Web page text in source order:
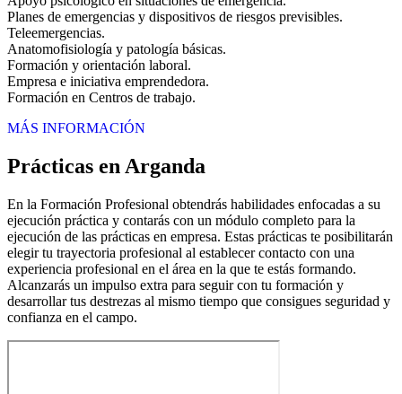
Planes de emergencias y dispositivos de riesgos previsibles.
Teleemergencias.
Anatomofisiología y patología básicas.
Formación y orientación laboral.
Empresa e iniciativa emprendedora.
Formación en Centros de trabajo.
MÁS INFORMACIÓN
Prácticas en Arganda
En la Formación Profesional obtendrás habilidades enfocadas a su
ejecución práctica y contarás con un módulo completo para la
ejecución de las prácticas en empresa. Estas prácticas te posibilitarán
elegir tu trayectoria profesional al establecer contacto con una
experiencia profesional en el área en la que te estás formando.
Alcanzarás un impulso extra para seguir con tu formación y
desarrollar tus destrezas al mismo tiempo que consigues seguridad y
confianza en el campo.